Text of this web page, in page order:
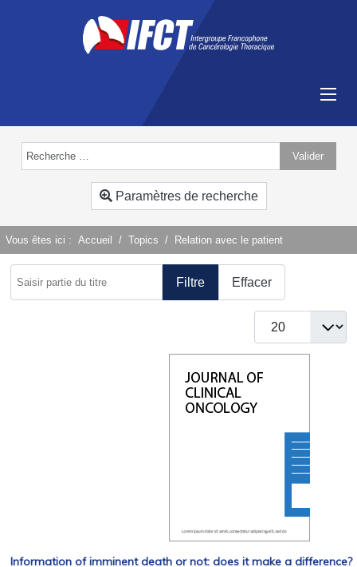
Valider
Paramètres de recherche
Vous êtes ici : Accueil Topics Relation avec le patient
Filtre Effacer
Information of imminent death or not: does it make a difference?